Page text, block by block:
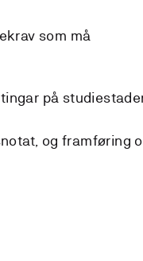
som må
på
og framføring